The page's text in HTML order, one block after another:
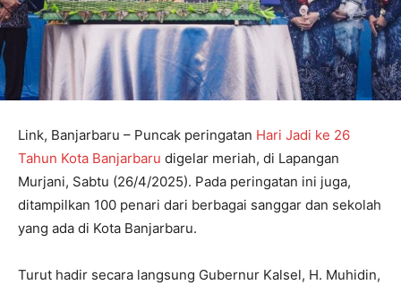
Link, Banjarbaru – Puncak peringatan Hari Jadi ke 26
Tahun Kota Banjarbaru digelar meriah, di Lapangan
Murjani, Sabtu (26/4/2025). Pada peringatan ini juga,
ditampilkan 100 penari dari berbagai sanggar dan sekolah
yang ada di Kota Banjarbaru.
Turut hadir secara langsung Gubernur Kalsel, H. Muhidin,